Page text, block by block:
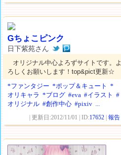
Gちょこピンク
日下紫苑さん
オリジナル中心よろずサイトです。よ
ろしくお願いします！top&pict更新☆
*ファンタジー *ポップ＆キュート
*
オリキャラ *ブログ #eva #イラスト
#
オリジナル #創作中心 #pixiv ...
| 更新日:2012/11/01 | ID:17652 |報告